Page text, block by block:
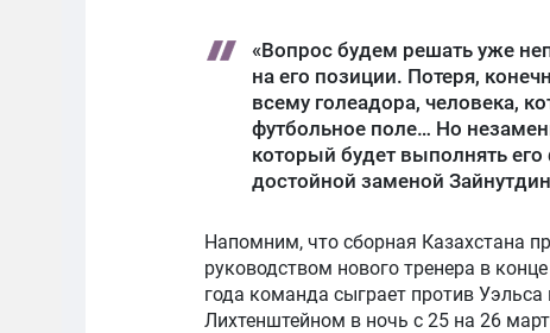
«Вопрос будем решать уже
на его позиции. Потеря,
всему голеадора, человека,
футбольное поле… Но
который будет выполнять его
достойной заменой
Напомним, что сборная Казахстана
руководством нового тренера в
года команда сыграет против Уэльса
Лихтенштейном в ночь с 25 на 26